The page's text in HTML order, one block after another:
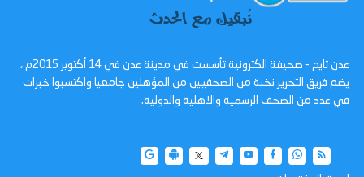
عدن تايم - صحيفة الكترونية تأسست في مدينة عدن في 14 أكتوبر 2015م ،
يضم فريق التحرير نخبة من الصحفيين من المؤهلين جامعيا واكتسبوا خبرات
في عدد من الصحف الرسمية والاهلية والدولية.